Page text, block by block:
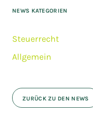
NEWS KATEGORIEN
Steuerrecht
Allgemein
ZURÜCK ZU DEN NEWS